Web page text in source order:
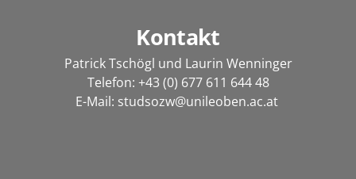
Kontakt
Patrick Tschögl und Laurin Wenninger
Telefon: +43 (0) 677 611 644 48
E-Mail: studsozw@unileoben.ac.at